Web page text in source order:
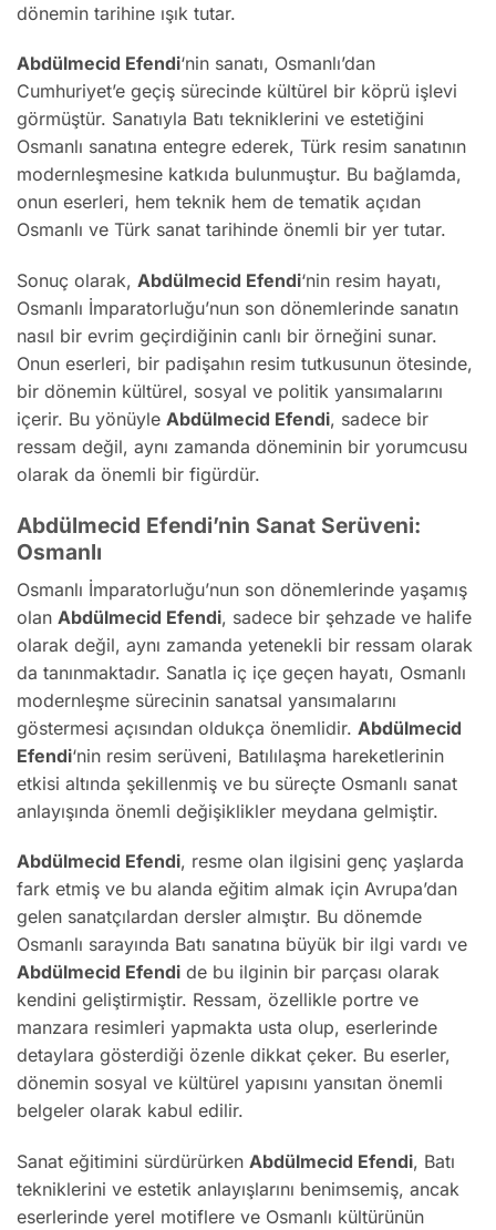
dönemin tarihine ışık tutar.
Abdülmecid Efendi‘nin sanatı, Osmanlı’dan
Cumhuriyet’e geçiş sürecinde kültürel bir köprü işlevi
görmüştür. Sanatıyla Batı tekniklerini ve estetiğini
Osmanlı sanatına entegre ederek, Türk resim sanatının
modernleşmesine katkıda bulunmuştur. Bu bağlamda,
onun eserleri, hem teknik hem de tematik açıdan
Osmanlı ve Türk sanat tarihinde önemli bir yer tutar.
Sonuç olarak, Abdülmecid Efendi‘nin resim hayatı,
Osmanlı İmparatorluğu’nun son dönemlerinde sanatın
nasıl bir evrim geçirdiğinin canlı bir örneğini sunar.
Onun eserleri, bir padişahın resim tutkusunun ötesinde,
bir dönemin kültürel, sosyal ve politik yansımalarını
içerir. Bu yönüyle Abdülmecid Efendi, sadece bir
ressam değil, aynı zamanda döneminin bir yorumcusu
olarak da önemli bir figürdür.
Abdülmecid Efendi’nin Sanat Serüveni:
Osmanlı
Osmanlı İmparatorluğu’nun son dönemlerinde yaşamış
olan Abdülmecid Efendi, sadece bir şehzade ve halife
olarak değil, aynı zamanda yetenekli bir ressam olarak
da tanınmaktadır. Sanatla iç içe geçen hayatı, Osmanlı
modernleşme sürecinin sanatsal yansımalarını
göstermesi açısından oldukça önemlidir. Abdülmecid
Efendi‘nin resim serüveni, Batılılaşma hareketlerinin
etkisi altında şekillenmiş ve bu süreçte Osmanlı sanat
anlayışında önemli değişiklikler meydana gelmiştir.
Abdülmecid Efendi, resme olan ilgisini genç yaşlarda
fark etmiş ve bu alanda eğitim almak için Avrupa’dan
gelen sanatçılardan dersler almıştır. Bu dönemde
Osmanlı sarayında Batı sanatına büyük bir ilgi vardı ve
Abdülmecid Efendi de bu ilginin bir parçası olarak
kendini geliştirmiştir. Ressam, özellikle portre ve
manzara resimleri yapmakta usta olup, eserlerinde
detaylara gösterdiği özenle dikkat çeker. Bu eserler,
dönemin sosyal ve kültürel yapısını yansıtan önemli
belgeler olarak kabul edilir.
Sanat eğitimini sürdürürken Abdülmecid Efendi, Batı
tekniklerini ve estetik anlayışlarını benimsemiş, ancak
eserlerinde yerel motiflere ve Osmanlı kültürünün